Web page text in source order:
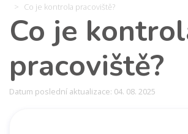
Co je kontrola pracoviště?
Co je
pracoviště?
Datum poslední aktualizace: 04. 08. 2025